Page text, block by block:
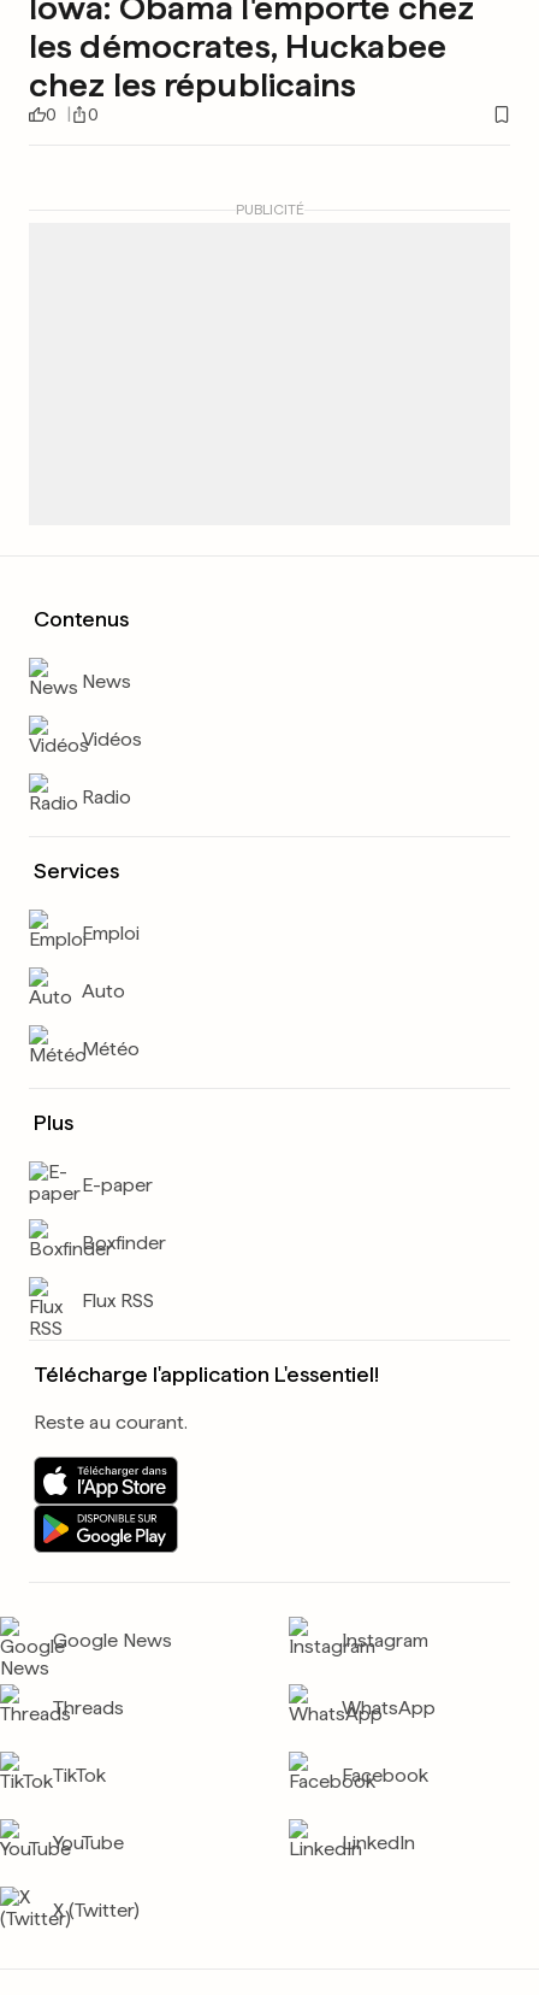
les démocrates, Huckabee
chez les républicains
0 0
PUBLICITÉ
Contenus
News
Vidéos
Radio
Services
Emploi
Auto
Météo
Plus
E-paper
Boxfinder
Flux RSS
Télécharge l'application L'essentiel!
Reste au courant.
Google News Instagram
Threads WhatsApp
TikTok Facebook
YouTube LinkedIn
X (Twitter)